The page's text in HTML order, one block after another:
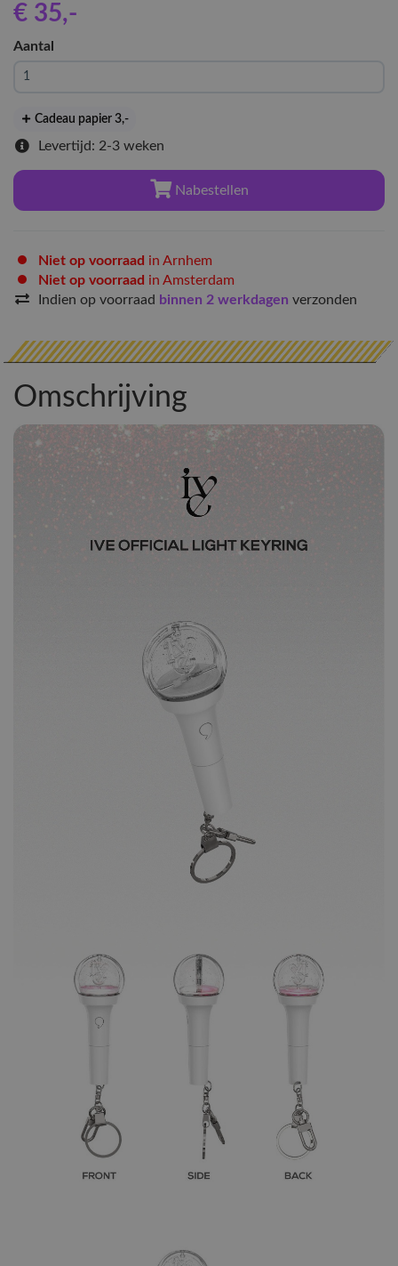
€ 35,-
Aantal
Cadeau papier 3,-
Levertijd: 2-3 weken
Nabestellen
Niet op voorraad in Arnhem
Niet op voorraad in Amsterdam
Indien op voorraad binnen 2 werkdagen verzonden
Omschrijving